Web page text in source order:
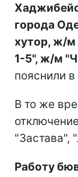
города
хутор, ж/
1-5", ж/м
пояснили
В то же
"Застава",
Работу